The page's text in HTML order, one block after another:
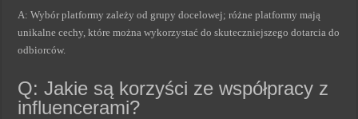
A: Wybór platformy zależy od grupy docelowej; różne platformy mają
unikalne cechy, które można wykorzystać do skuteczniejszego dotarcia do
odbiorców.
Q: Jakie są korzyści ze współpracy z
influencerami?